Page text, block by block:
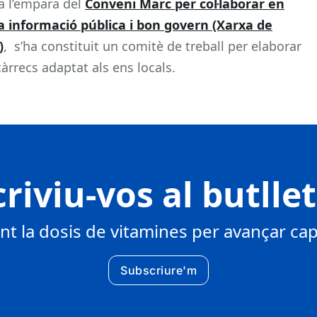
pública i bon govern (Xarxa de
, s’ha constituit un comitè de treball per elaborar
adaptat als ens locals.
vos al
la dosis de vitamines per avançar
Subscriure'm